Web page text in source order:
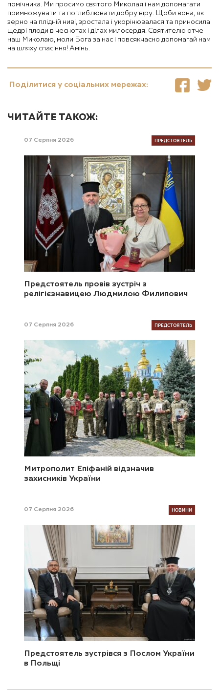
помічника. Ми просимо святого Миколая і нам допомагати
примножувати та поглиблювати добру віру. Щоби вона, як
зерно на плідній ниві, зростала і укорінювалася та приносила
щедрі плоди в чеснотах і ділах милосердя. Святителю отче
наш Миколаю, моли Бога за нас і повсякчасно допомагай нам
на шляху спасіння! Амінь.
Поділитися у соціальних мережах:
ЧИТАЙТЕ ТАКОЖ:
07 Серпня 2026 ПРЕДСТОЯТЕЛЬ
Предстоятель провів зустріч з
релігієзнавицею Людмилою Филипович
07 Серпня 2026 ПРЕДСТОЯТЕЛЬ
Митрополит Епіфаній відзначив
захисників України
07 Серпня 2026 НОВИНИ
Предстоятель зустрівся з Послом України
в Польщі